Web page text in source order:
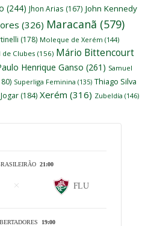
(244) Jhon Arias (167) John Kennedy
(326) Maracanã (579)
(178) Moleque de Xerém (144)
de Clubes (156) Mário Bittencourt
Henrique Ganso (261) Samuel
Superliga Feminina (135) Thiago Silva
(184) Xerém (316) Zubeldía (146)
21:00
FLU
19:00